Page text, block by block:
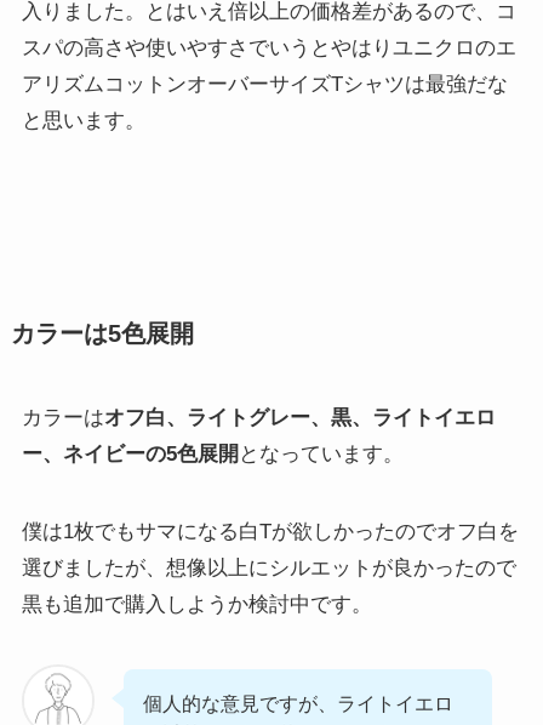
入りました。とはいえ倍以上の価格差があるので、コ
スパの高さや使いやすさでいうとやはりユニクロのエ
アリズムコットンオーバーサイズTシャツは最強だな
と思います。
カラーは5色展開
カラーはオフ白、ライトグレー、黒、ライトイエロ
ー、ネイビーの5色展開 となっています。
僕は1枚でもサマになる白Tが欲しかったのでオフ白を
選びましたが、想像以上にシルエットが良かったので
黒も追加で購入しようか検討中です。
個人的な意見ですが、ライトイエロ